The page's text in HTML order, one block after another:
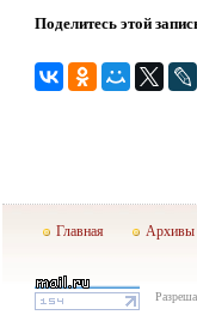
Поделитесь этой
Главная Архивы